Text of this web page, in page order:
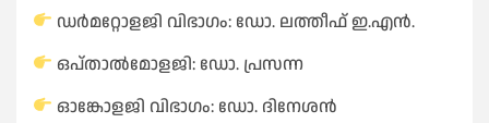
ഡർമറ്റോളജി വിഭാഗം: ഡോ. ലത്തീഫ് ഇ.എൻ.
ഒപ്താൽമോളജി: ഡോ. പ്രസന്ന
ഓങ്കോളജി വിഭാഗം: ഡോ. ദിനേശൻ